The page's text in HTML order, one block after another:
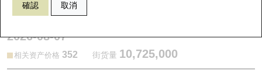
確認 取消
2026-08-07
相关资产价格 352 街货量 10,725,000
认股证到期结算价查找
认股证分析仪
正股牛熊证列表
新发行瑞银牛熊证
资金流
街货统计
国指成份股
科指成份股
认股证投资者教育
牛熊证投资者教育